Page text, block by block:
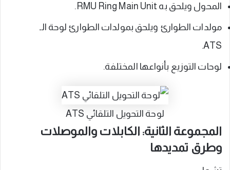
المحول ويلحق به RMU Ring Main Unit.
مولدات الطوارئ ويلحق بمولدات الطوارئ لوحة الـ
ATS.
لوحات التوزيع بأنواعها المختلفة.
لوحة التحويل التلقائي ATS
المجموعة الثانية: الكابلات والموصلات
وطرق تمديدها